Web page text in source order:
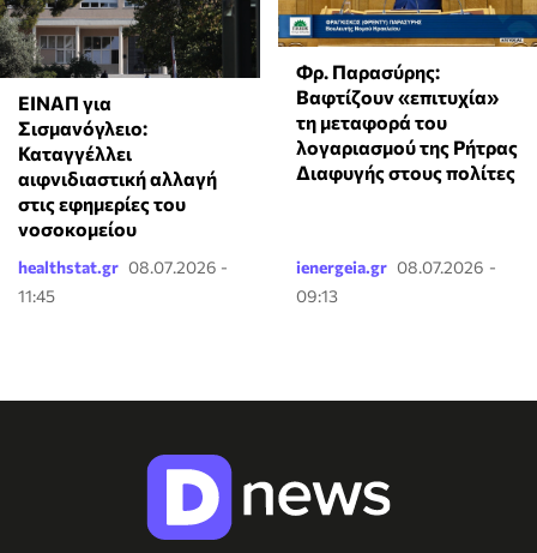
ΕΙΝΑΠ για
Σισμανόγλειο:
Καταγγέλλει
αιφνιδιαστική αλλαγή
στις εφημερίες του
νοσοκομείου
healthstat.gr 08.07.2026 -
11:45
Φρ. Παρασύρης:
Βαφτίζουν «επιτυχία»
τη μεταφορά του
λογαριασμού της Ρήτρας
Διαφυγής στους πολίτες
ienergeia.gr 08.07.2026 -
09:13